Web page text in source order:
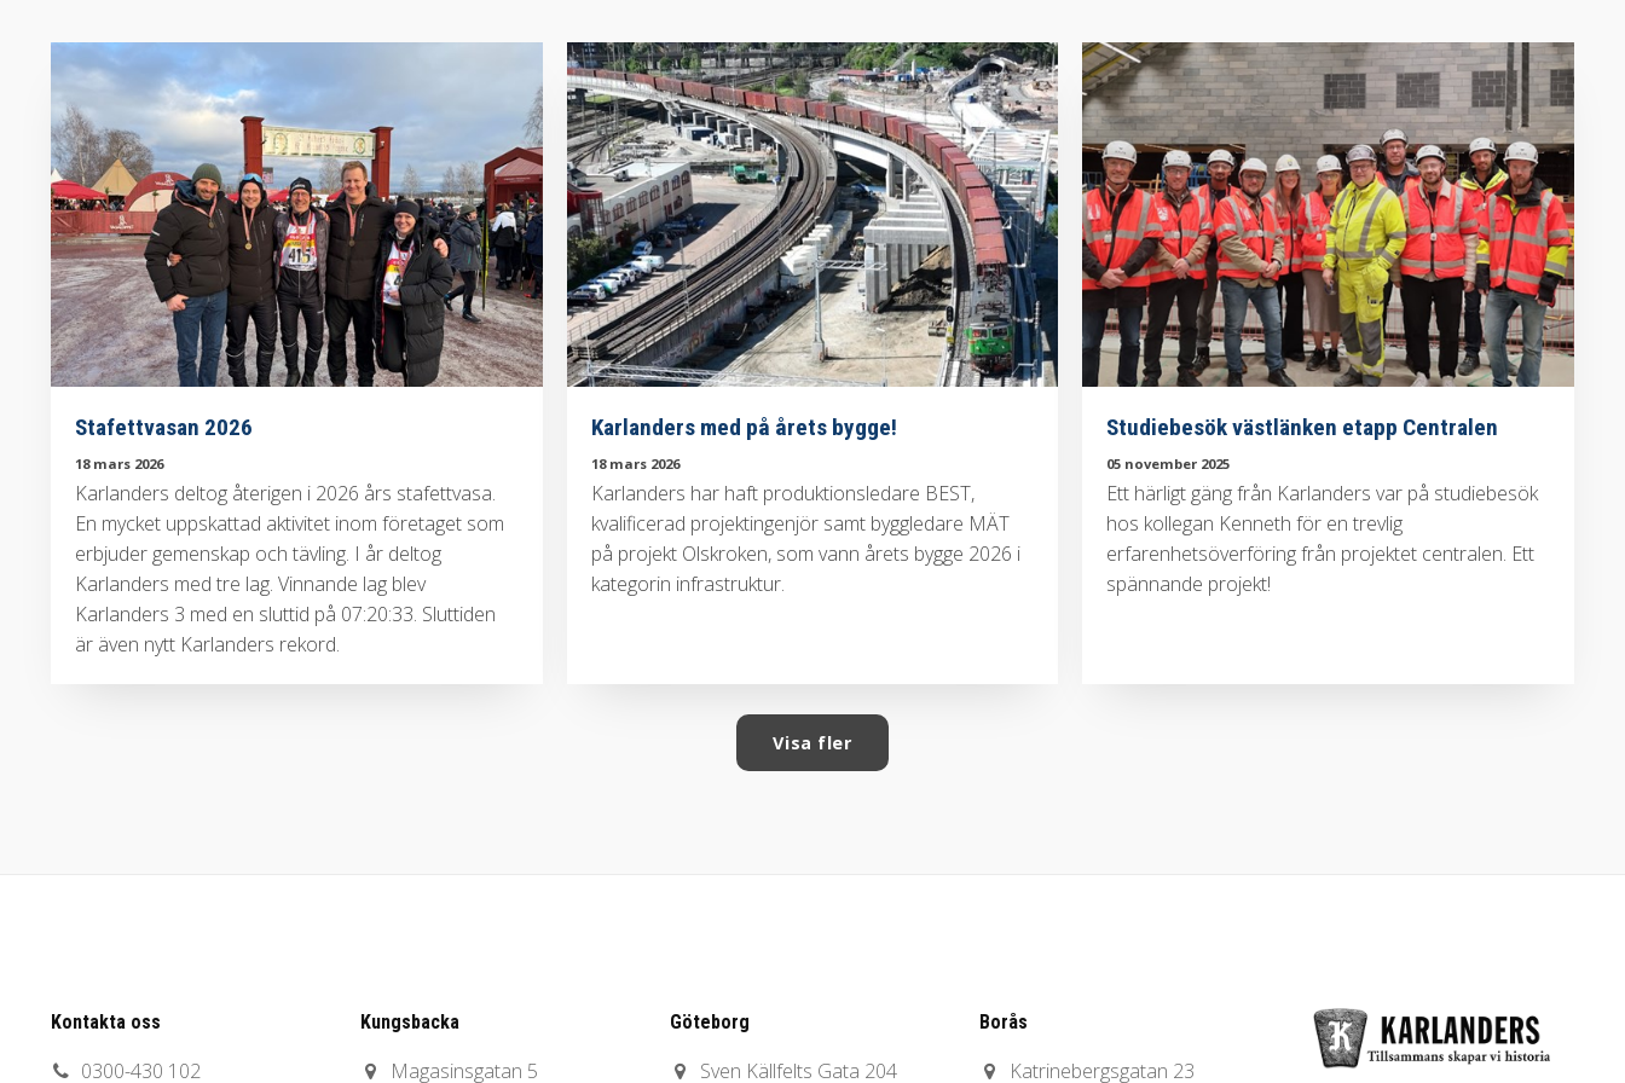
Stafettvasan 2026
18 mars 2026
Karlanders deltog återigen i 2026 års stafettvasa.
En mycket uppskattad aktivitet inom företaget som
erbjuder gemenskap och tävling. I år deltog
Karlanders med tre lag. Vinnande lag blev
Karlanders 3 med en sluttid på 07:20:33. Sluttiden
är även nytt Karlanders rekord.
Karlanders med på årets bygge!
18 mars 2026
Karlanders har haft produktionsledare BEST,
kvalificerad projektingenjör samt byggledare MÄT
på projekt Olskroken, som vann årets bygge 2026 i
kategorin infrastruktur.
Studiebesök västlänken etapp Centralen
05 november 2025
Ett härligt gäng från Karlanders var på studiebesök
hos kollegan Kenneth för en trevlig
erfarenhetsöverföring från projektet centralen. Ett
spännande projekt!
Visa fler
Kontakta oss
0300-430 102
Kungsbacka
Magasinsgatan 5
Göteborg
Sven Källfelts Gata 204
Borås
Katrinebergsgatan 23